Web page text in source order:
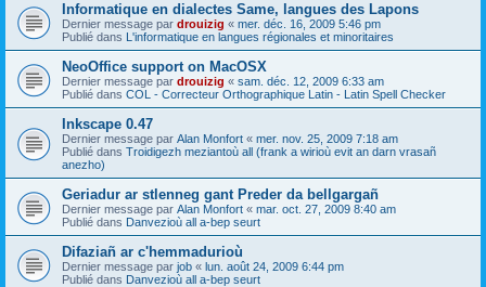
Informatique en dialectes Same, langues des Lapons
Dernier message par drouizig « mer. déc. 16, 2009 5:46 pm
Publié dans L'informatique en langues régionales et minoritaires
NeoOffice support on MacOSX
Dernier message par drouizig « sam. déc. 12, 2009 6:33 am
Publié dans COL - Correcteur Orthographique Latin - Latin Spell Checker
Inkscape 0.47
Dernier message par Alan Monfort « mer. nov. 25, 2009 7:18 am
Publié dans Troidigezh meziantoù all (frank a wirioù evit an darn vrasañ
anezho)
Geriadur ar stlenneg gant Preder da bellgargañ
Dernier message par Alan Monfort « mar. oct. 27, 2009 8:40 am
Publié dans Danvezioù all a-bep seurt
Difaziañ ar c'hemmadurioù
Dernier message par job « lun. août 24, 2009 6:44 pm
Publié dans Danvezioù all a-bep seurt